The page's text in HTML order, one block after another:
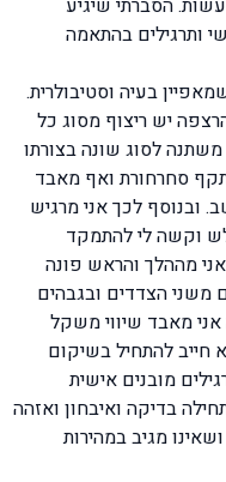
הסברתי שיגיע
ותרגילים בהתאמה
שמאפיין בעיה וסטיבולרית.
יש ריצוף מסוג כל
לסוג שונה בצורתו
סחרחורת ואף מאבד
ובנוסף לכך אני מרגיש
וקשה לי להתמקד
מההלך והראש פונה
משני הצדדים ובגבהים
מאבד שיווי משקל
חייב להתחיל בשיקום
מובנים אישית
בדיקה ואיבחון ואזהה
מגיב במהירות